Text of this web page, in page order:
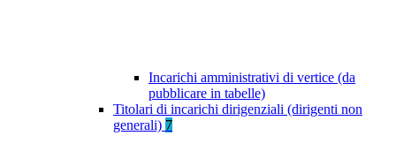
Incarichi amministrativi di vertice (da
pubblicare in tabelle)
Titolari di incarichi dirigenziali (dirigenti non
generali) 7